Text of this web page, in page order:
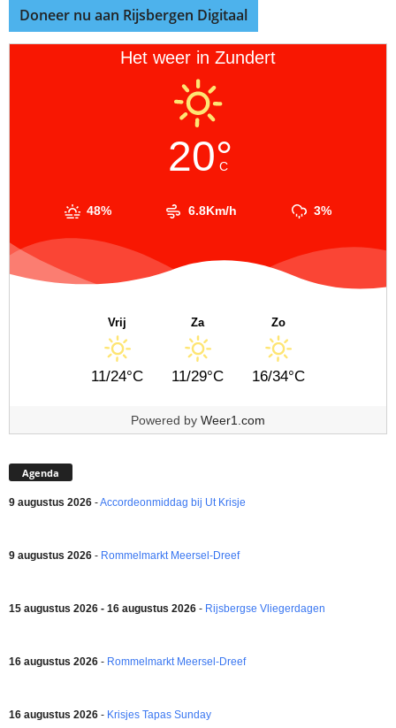
Doneer nu aan Rijsbergen Digitaal
Het weer in Zundert
20°
C
48% 6.8Km/h 3%
Vrij
11/24°C
Za
11/29°C
Zo
16/34°C
Powered by Weer1.com
Agenda
9 augustus 2026 -Accordeonmiddag bij Ut Krisje
9 augustus 2026 - Rommelmarkt Meersel-Dreef
15 augustus 2026 - 16 augustus 2026 - Rijsbergse Vliegerdagen
16 augustus 2026 - Rommelmarkt Meersel-Dreef
16 augustus 2026 - Krisjes Tapas Sunday